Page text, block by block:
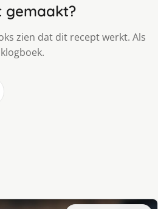
gemaakt?
zien dat dit recept werkt. Als